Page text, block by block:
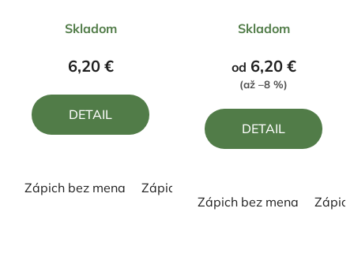
hodnotenie
produktu
z
Skladom
6,20 €
DETAIL
Zápich bez mena Zápich s menom
hodnotenie
produktu
je
z
Skladom
od 6,20 €
(až –8 %)
DETAIL
Zápich bez mena